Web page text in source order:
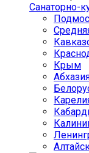
Санаторно-
Крым